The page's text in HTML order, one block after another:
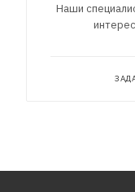
Наши